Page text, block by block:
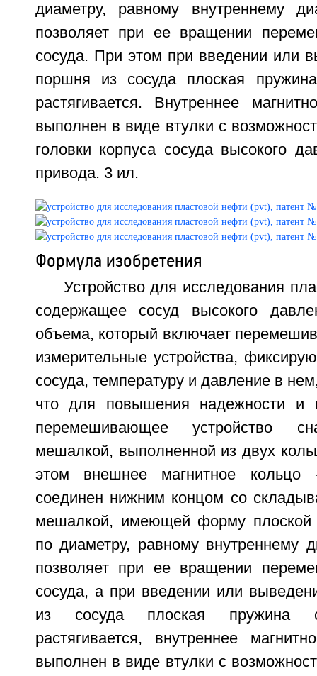
диаметру, равному внутреннему
позволяет при ее вращении
сосуда. При этом при введении или
поршня из сосуда плоская
растягивается. Внутреннее
выполнен в виде втулки с
головки корпуса сосуда высокого
привода. 3 ил.
Формула изобретения
Устройство для исследования
содержащее сосуд высокого
объема, который включает
измерительные устройства,
сосуда, температуру и давление в
что для повышения надежности и
перемешивающее устройство
мешалкой, выполненной из двух
этом внешнее магнитное кольцо
соединен нижним концом со
мешалкой, имеющей форму плоской
по диаметру, равному внутреннему
позволяет при ее вращении
сосуда, а при введении или
из сосуда плоская пружина
растягивается, внутреннее
выполнен в виде втулки с